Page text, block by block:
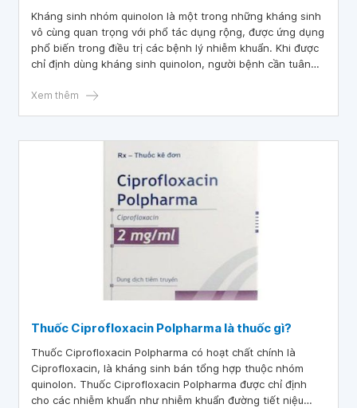
Kháng sinh nhóm quinolon là một trong những kháng sinh
vô cùng quan trọng với phổ tác dụng rộng, được ứng dụng
phổ biến trong điều trị các bệnh lý nhiễm khuẩn. Khi được
chỉ định dùng kháng sinh quinolon, người bệnh cần tuân
Xem thêm
Thuốc Ciprofloxacin Polpharma là thuốc gì?
Thuốc Ciprofloxacin Polpharma có hoạt chất chính là
Ciprofloxacin, là kháng sinh bán tổng hợp thuộc nhóm
quinolon. Thuốc Ciprofloxacin Polpharma được chỉ định
cho các nhiễm khuẩn như nhiễm khuẩn đường tiết niệu